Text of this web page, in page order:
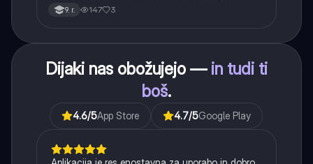
9. r. 147 3
Dijaki nas obožujejo — in tudi ti
boš.
4.6/5App Store 4.7/5Google Play